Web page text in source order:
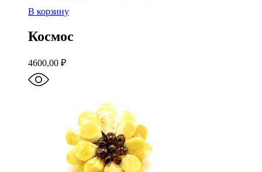
В корзину
Космос
4600,00 ₽